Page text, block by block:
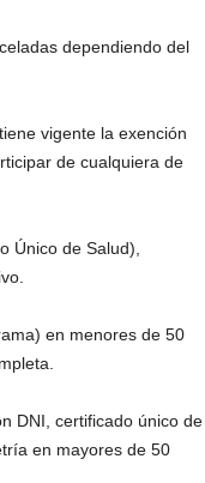
dependiendo del
vigente la exención
de cualquiera de
Único de Salud),
en menores de 50
DNI, certificado único de
en mayores de 50